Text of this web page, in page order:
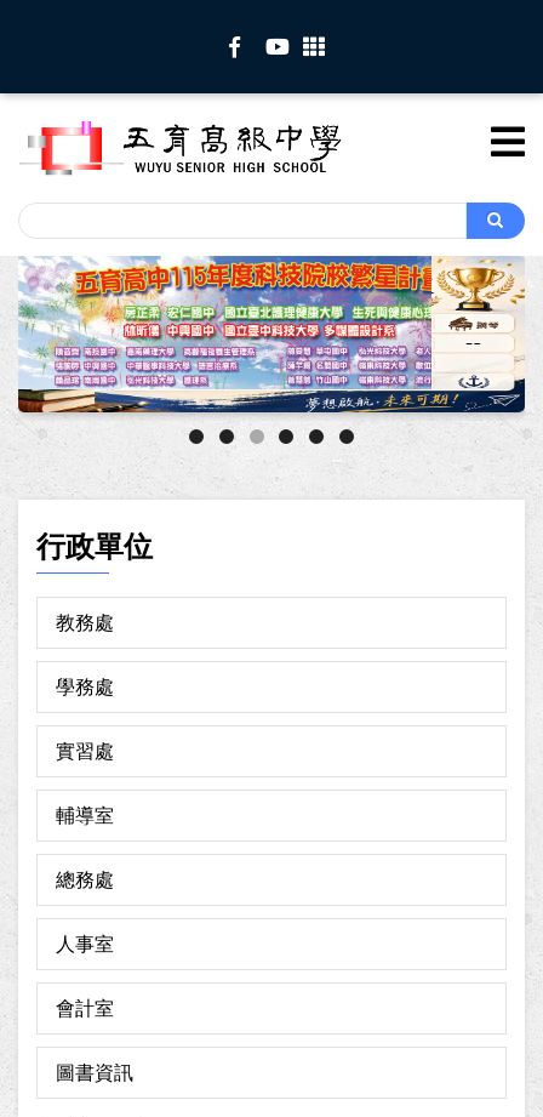
內
Search
Search
行政單位
教務處
學務處
實習處
輔導室
總務處
人事室
會計室
圖書資訊